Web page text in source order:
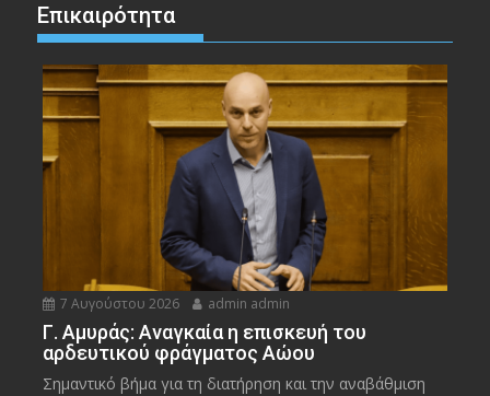
Επικαιρότητα
7 Αυγούστου 2026 admin admin
Γ. Αμυράς: Αναγκαία η επισκευή του
αρδευτικού φράγματος Αώου
Σημαντικό βήμα για τη διατήρηση και την αναβάθμιση